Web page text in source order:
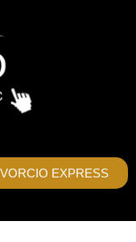
EXPRESS